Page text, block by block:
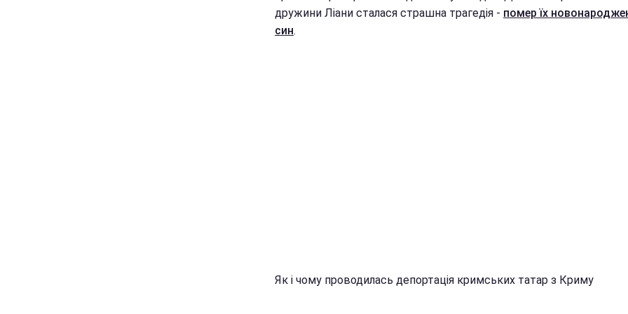
дружини Ліани сталася страшна трагедія - помер їх
син.
Як і чому проводилась депортація кримських татар з Криму